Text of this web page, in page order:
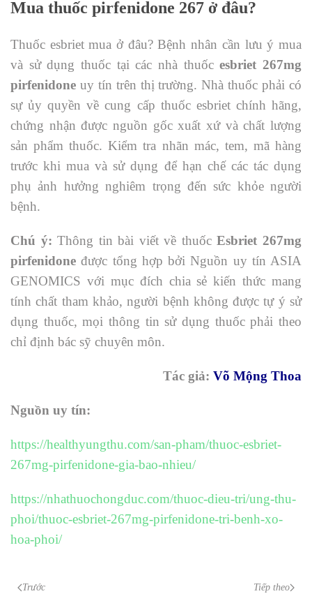
Mua thuốc pirfenidone 267 ở đâu?
Thuốc esbriet mua ở đâu? Bệnh nhân cần lưu ý mua
và sử dụng thuốc tại các nhà thuốcesbriet 267mg
pirfenidone uy tín trên thị trường. Nhà thuốc phải có
sự ủy quyền về cung cấp thuốc esbriet chính hãng,
chứng nhận được nguồn gốc xuất xứ và chất lượng
sản phẩm thuốc. Kiểm tra nhãn mác, tem, mã hàng
trước khi mua và sử dụng để hạn chế các tác dụng
phụ ảnh hưởng nghiêm trọng đến sức khỏe người
bệnh.
Chú ý: Thông tin bài viết về thuốcEsbriet 267mg
pirfenidone được tổng hợp bởi Nguồn uy tín ASIA
GENOMICS với mục đích chia sẻ kiến thức mang
tính chất tham khảo, người bệnh không được tự ý sử
dụng thuốc, mọi thông tin sử dụng thuốc phải theo
chỉ định bác sỹ chuyên môn.
Tác giả: Võ Mộng Thoa
Nguồn uy tín:
https://healthyungthu.com/san-pham/thuoc-esbriet-
267mg-pirfenidone-gia-bao-nhieu/
https://nhathuochongduc.com/thuoc-dieu-tri/ung-thu-
phoi/thuoc-esbriet-267mg-pirfenidone-tri-benh-xo-
hoa-phoi/
Trước Tiếp theo